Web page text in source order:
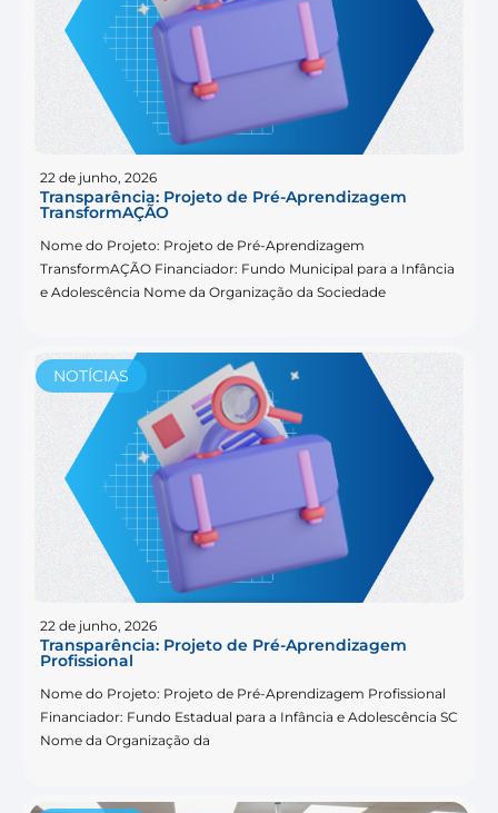
22 de junho, 2026
Transparência: Projeto de Pré-Aprendizagem
TransformAÇÃO
Nome do Projeto: Projeto de Pré-Aprendizagem
TransformAÇÃO Financiador: Fundo Municipal para a Infância
e Adolescência Nome da Organização da Sociedade
NOTÍCIAS
22 de junho, 2026
Transparência: Projeto de Pré-Aprendizagem
Profissional
Nome do Projeto: Projeto de Pré-Aprendizagem Profissional
Financiador: Fundo Estadual para a Infância e Adolescência SC
Nome da Organização da